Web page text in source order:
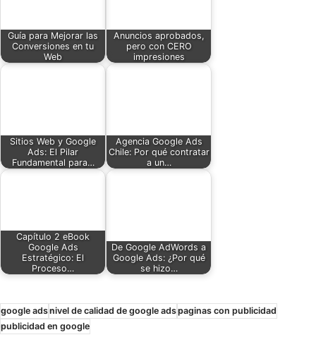
Guía para Mejorar las
Conversiones en tu
Web
Anuncios aprobados,
pero con CERO
impresiones
Sitios Web y Google
Ads: El Pilar
Fundamental para…
Agencia Google Ads
Chile: Por qué contratar
a un…
Capítulo 2 eBook
Google Ads
Estratégico: El
Proceso…
De Google AdWords a
Google Ads: ¿Por qué
se hizo…
google adsnivel de calidad de google adspaginas con publicidad
publicidad en google